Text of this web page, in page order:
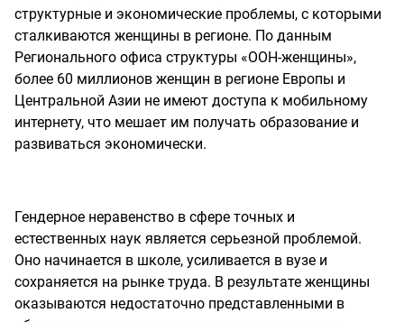
структурные и экономические проблемы, с которыми
сталкиваются женщины в регионе. По данным
Регионального офиса структуры «ООН-женщины»,
более 60 миллионов женщин в регионе Европы и
Центральной Азии не имеют доступа к мобильному
интернету, что мешает им получать образование и
развиваться экономически.
Гендерное неравенство в сфере точных и
естественных наук является серьезной проблемой.
Оно начинается в школе, усиливается в вузе и
сохраняется на рынке труда. В результате женщины
оказываются недостаточно представленными в